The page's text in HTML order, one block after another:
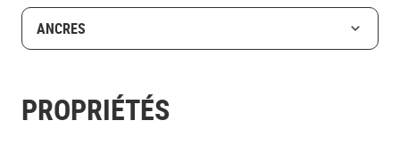
ANCRES
PROPRIÉTÉS